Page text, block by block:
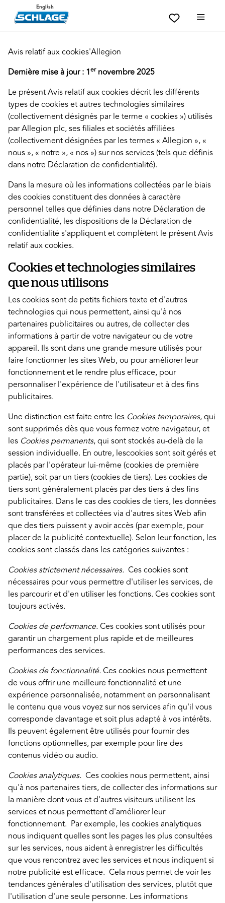
English
Avis relatif aux cookies'Allegion
Dernière mise à jour : 1ernovembre 2025
Le présent Avis relatif aux cookies décrit les différents
types de cookies et autres technologies similaires
(collectivement désignés par le terme « cookies ») utilisés
par Allegion plc, ses filiales et sociétés affiliées
(collectivement désignées par les termes « Allegion », «
nous », « notre », « nos ») sur nos services (tels que définis
dans notre Déclaration de confidentialité).
Dans la mesure où les informations collectées par le biais
des cookies constituent des données à caractère
personnel telles que définies dans notre Déclaration de
confidentialité, les dispositions de la Déclaration de
confidentialité s'appliquent et complètent le présent Avis
relatif aux cookies.
Cookies et technologies similaires
que nous utilisons
Les cookies sont de petits fichiers texte et d'autres
technologies qui nous permettent, ainsi qu'à nos
partenaires publicitaires ou autres, de collecter des
informations à partir de votre navigateur ou de votre
appareil. Ils sont dans une grande mesure utilisés pour
faire fonctionner les sites Web, ou pour améliorer leur
fonctionnement et le rendre plus efficace, pour
personnaliser l'expérience de l'utilisateur et à des fins
publicitaires.
Une distinction est faite entre les Cookies temporaires, qui
sont supprimés dès que vous fermez votre navigateur, et
les Cookies permanents, qui sont stockés au-delà de la
session individuelle. En outre, lescookies sont soit gérés et
placés par l'opérateur lui-même (cookies de première
partie), soit par un tiers (cookies de tiers). Les cookies de
tiers sont généralement placés par des tiers à des fins
publicitaires. Dans le cas des cookies de tiers, les données
sont transférées et collectées via d'autres sites Web afin
que des tiers puissent y avoir accès (par exemple, pour
placer de la publicité contextuelle). Selon leur fonction, les
cookies sont classés dans les catégories suivantes :
Cookies strictement nécessaires. Ces cookies sont
nécessaires pour vous permettre d'utiliser les services, de
les parcourir et d'en utiliser les fonctions. Ces cookies sont
toujours activés.
Cookies de performance.Ces cookies sont utilisés pour
garantir un chargement plus rapide et de meilleures
performances des services.
Cookies de fonctionnalité.Ces cookies nous permettent
de vous offrir une meilleure fonctionnalité et une
expérience personnalisée, notamment en personnalisant
le contenu que vous voyez sur nos services afin qu'il vous
corresponde davantage et soit plus adapté à vos intérêts.
Ils peuvent également être utilisés pour fournir des
fonctions optionnelles, par exemple pour lire des
contenus vidéo ou audio.
Cookies analytiques. Ces cookies nous permettent, ainsi
qu'à nos partenaires tiers, de collecter des informations sur
la manière dont vous et d'autres visiteurs utilisent les
services et nous permettent d'améliorer leur
fonctionnement. Par exemple, les cookies analytiques
nous indiquent quelles sont les pages les plus consultées
sur les services, nous aident à enregistrer les difficultés
que vous rencontrez avec les services et nous indiquent si
notre publicité est efficace. Cela nous permet de voir les
tendances générales d'utilisation des services, plutôt que
l'utilisation d'une seule personne. Les informations